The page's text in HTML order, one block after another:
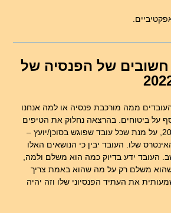
חשובים של הפנסיה של
ממה מורכבת פנסיה או למה אנחנו
על ביטוחים. בהרצאה נחלוק את הטיפים
הכי חשובים לשנת 2022, על מנת שכל עובד שפוגש בסוכן/יועץ –
שלו. העובד יבין כי הנושאים האלו
העובד ידע בדיוק כמה הוא משלם ולמה,
שהוא משלם רק על מה שהוא באמת צריך
את העתיד הפנסיוני שלו וזה יהיה